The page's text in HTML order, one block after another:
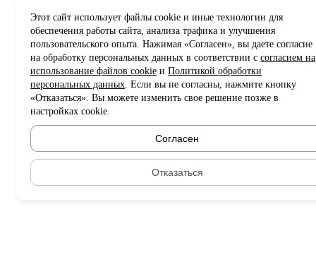
Этот сайт использует файлы cookie и иные технологии для
обеспечения работы сайта, анализа трафика и улучшения
пользовательского опыта. Нажимая «Согласен», вы даете согласие
на обработку персональных данных в соответствии ссогласием на
использование файлов cookie иПолитикой обработки
персональных данных. Если вы не согласны, нажмите кнопку
«Отказаться». Вы можете изменить свое решение позже в
настройках cookie.
Согласен
Отказаться